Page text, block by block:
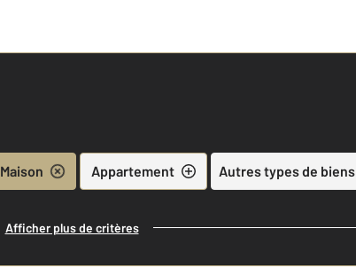
Maison Appartement Autres types de biens
Afficher plus de critères